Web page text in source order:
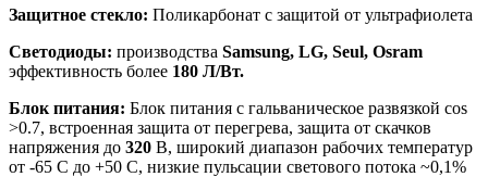
Защитное стекло: Поликарбонат с защитой от ультрафиолета
Светодиоды: производства Samsung, LG, Seul, Osram
эффективность более 180 Л/Вт.
Блок питания: Блок питания с гальваническое развязкой cos
>0.7, встроенная защита от перегрева, защита от скачков
напряжения до 320 В, широкий диапазон рабочих температур
от -65 С до +50 С, низкие пульсации светового потока ~0,1%